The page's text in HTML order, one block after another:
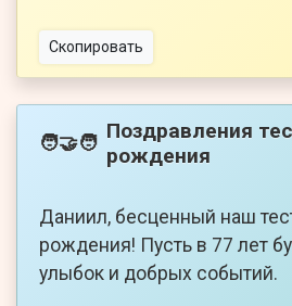
Скопировать
🧑‍🤝‍🧑 Поздравления
рождения
Даниил, бесценный наш
рождения! Пусть в 77 лет
улыбок и добрых событий.